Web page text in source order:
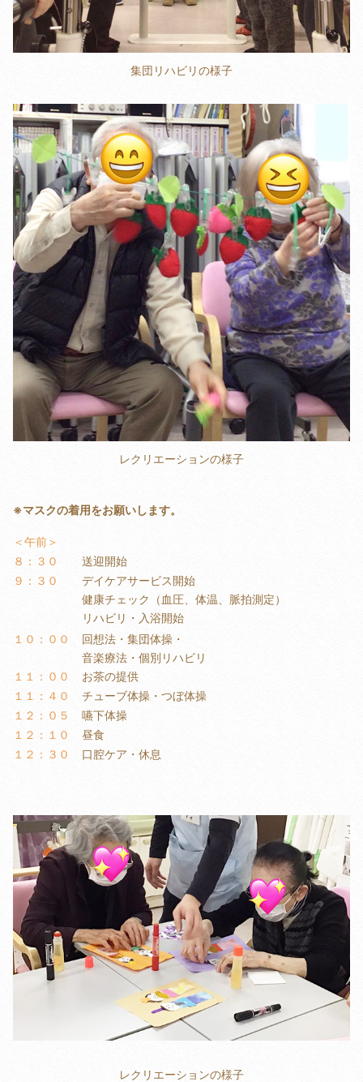
集団リハビリの様子
レクリエーションの様子
※マスクの着用をお願いします。
＜午前＞
８：３０
送迎開始
９：３０
デイケアサービス開始
健康チェック（血圧、体温、脈拍測定）
リハビリ・入浴開始
１０：００
回想法・集団体操・
音楽療法・個別リハビリ
１１：００
お茶の提供
１１：４０
チューブ体操・つぼ体操
１２：０５
嚥下体操
１２：１０
昼食
１２：３０
口腔ケア・休息
レクリエーションの様子